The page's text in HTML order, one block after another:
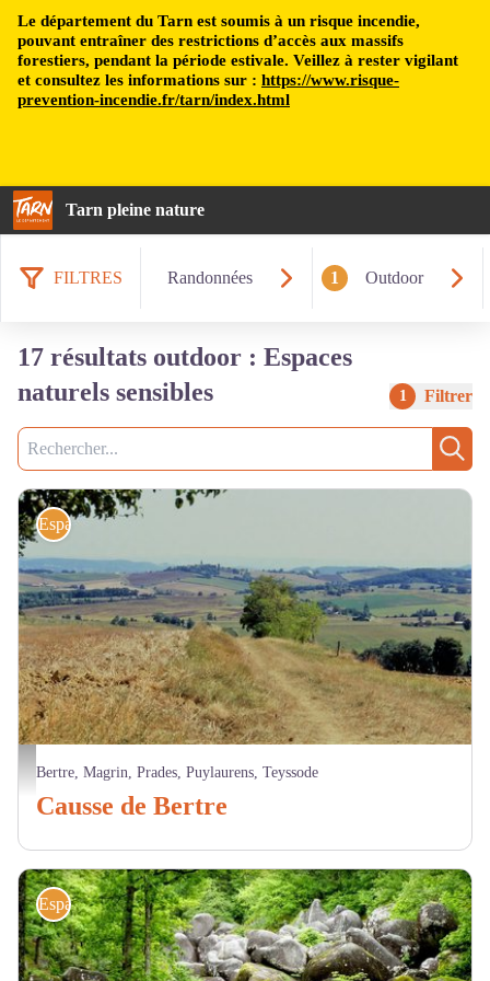
Le département du Tarn est soumis à un risque incendie,
pouvant entraîner des restrictions d’accès aux massifs
forestiers, pendant la période estivale. Veillez à rester vigilant
et consultez les informations sur : https://www.risque-
prevention-incendie.fr/tarn/index.html
Tarn pleine nature
FILTRES Randonnées 1 Outdoor
17 résultats outdoor : Espaces
naturels sensibles
1 Filtrer
Recherche
Voie romaine - CD81
Espaces naturels sensibles
Bertre, Magrin, Prades, Puylaurens, Teyssode
Causse de Bertre
Espaces naturels sensibles